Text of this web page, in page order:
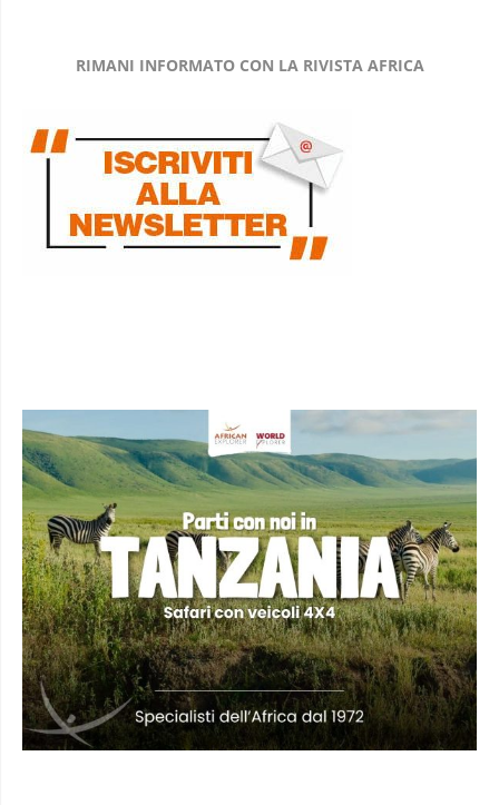
RIMANI INFORMATO CON LA RIVISTA AFRICA